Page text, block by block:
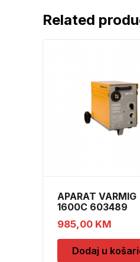
Related
APARAT VARMIG
1600C 603489
985,00 KM
Dodaj u